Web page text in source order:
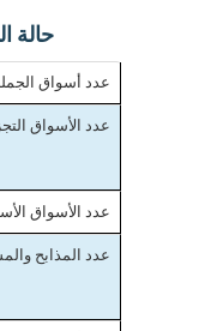
حالة
عدد أسواق
عدد الأسواق
عدد الأسواق
عدد المذابح